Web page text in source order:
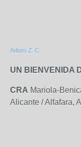
Arturo Z. C
UN BIENVENIDA
CRA Mariola-
Alicante / Alfafara,